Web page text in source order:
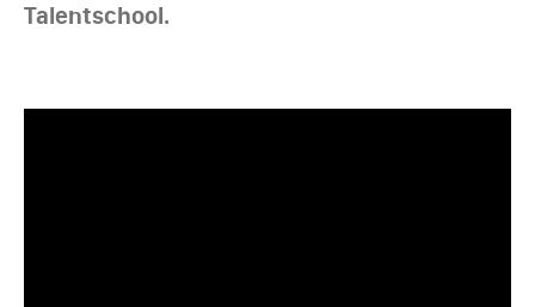
Talentschool.